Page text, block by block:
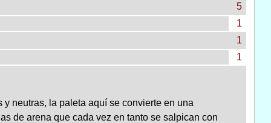
5
1
1
1
neutras, la paleta aquí se convierte en una
de arena que cada vez en tanto se salpican con